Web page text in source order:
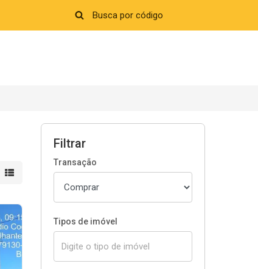
resultados em grade
Mostrar resultados em lista
Filtrar
Transação
Tipos de imóvel